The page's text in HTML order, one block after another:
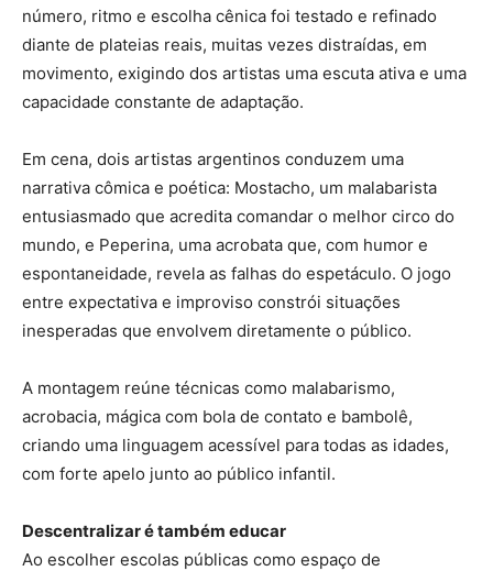
número, ritmo e escolha cênica foi testado e refinado
diante de plateias reais, muitas vezes distraídas, em
movimento, exigindo dos artistas uma escuta ativa e uma
capacidade constante de adaptação.
Em cena, dois artistas argentinos conduzem uma
narrativa cômica e poética: Mostacho, um malabarista
entusiasmado que acredita comandar o melhor circo do
mundo, e Peperina, uma acrobata que, com humor e
espontaneidade, revela as falhas do espetáculo. O jogo
entre expectativa e improviso constrói situações
inesperadas que envolvem diretamente o público.
A montagem reúne técnicas como malabarismo,
acrobacia, mágica com bola de contato e bambolê,
criando uma linguagem acessível para todas as idades,
com forte apelo junto ao público infantil.
Descentralizar é também educar
Ao escolher escolas públicas como espaço de